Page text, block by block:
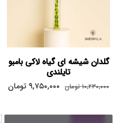
گلدان شیشه ای گیاه لاکی بامبو
تایلندی
۱۰,۲۳۰,۰۰۰ تومان ۹,۷۵۰,۰۰۰ تومان